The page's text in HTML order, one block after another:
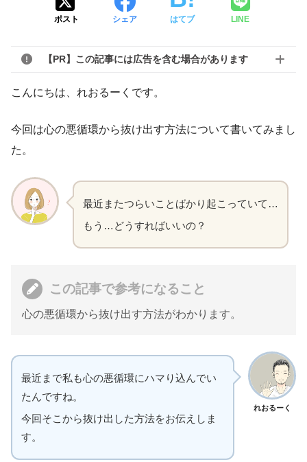
ポスト シェア はてブ LINE
【PR】この記事には広告を含む場合があります
こんにちは、れおるーくです。
今回は心の悪循環から抜け出す方法について書いてみまし
た。
最近またつらいことばかり起こっていて…
もう…どうすればいいの？
この記事で参考になること
心の悪循環から抜け出す方法がわかります。
れおるーく
最近まで私も心の悪循環にハマり込んでい
たんですね。
今回そこから抜け出した方法をお伝えしま
す。